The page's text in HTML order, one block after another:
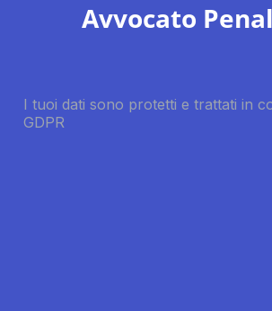
Avvocato